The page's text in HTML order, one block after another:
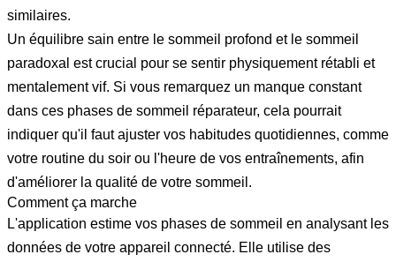
similaires.
Un équilibre sain entre le sommeil profond et le sommeil
paradoxal est crucial pour se sentir physiquement rétabli et
mentalement vif. Si vous remarquez un manque constant
dans ces phases de sommeil réparateur, cela pourrait
indiquer qu'il faut ajuster vos habitudes quotidiennes, comme
votre routine du soir ou l'heure de vos entraînements, afin
d'améliorer la qualité de votre sommeil.
Comment ça marche
L'application estime vos phases de sommeil en analysant les
données de votre appareil connecté. Elle utilise des